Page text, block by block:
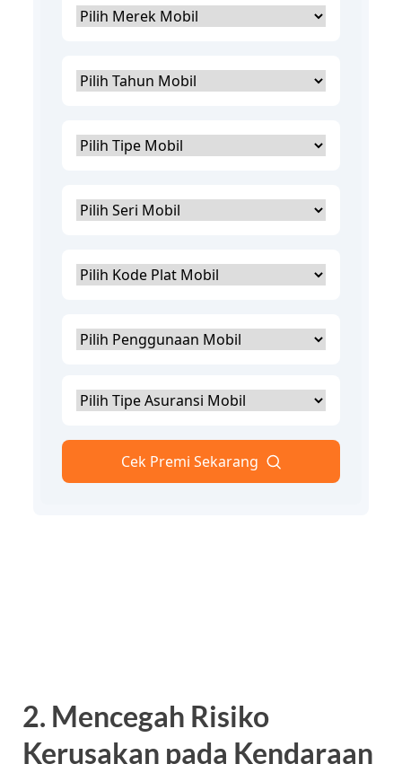
2. Mencegah Risiko
Kerusakan pada Kendaraan